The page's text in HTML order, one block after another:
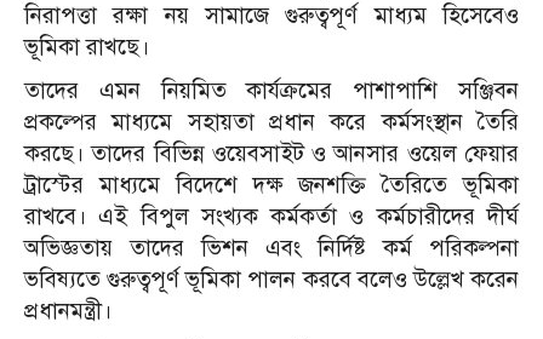
নিরাপত্তা রক্ষা নয় সামাজে গুরুত্বপূর্ণ মাধ্যম হিসেবেও
ভূমিকা রাখছে।
তাদের এমন নিয়মিত কার্যক্রমের পাশাপাশি সঞ্জিবন
প্রকল্পের মাধ্যমে সহায়তা প্রধান করে কর্মসংস্থান তৈরি
করছে। তাদের বিভিন্ন ওয়েবসাইট ও আনসার ওয়েল ফেয়ার
ট্রাস্টের মাধ্যমে বিদেশে দক্ষ জনশক্তি তৈরিতে ভূমিকা
রাখবে। এই বিপুল সংখ্যক কর্মকর্তা ও কর্মচারীদের দীর্ঘ
অভিজ্ঞতায় তাদের ভিশন এবং নির্দিষ্ট কর্ম পরিকল্পনা
ভবিষ্যতে গুরুত্বপূর্ণ ভূমিকা পালন করবে বলেও উল্লেখ করেন
প্রধানমন্ত্রী।